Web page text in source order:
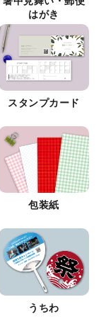
はがき
スタンプカード
包装紙
うちわ